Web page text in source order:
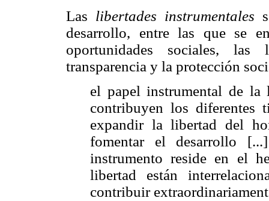
Las libertades instrumentales
desarrollo, entre las que se
oportunidades sociales,
transparencia y la protección
el papel instrumental de
contribuyen los diferentes
expandir la libertad del
fomentar el desarrollo
instrumento reside en el
libertad están
contribuir